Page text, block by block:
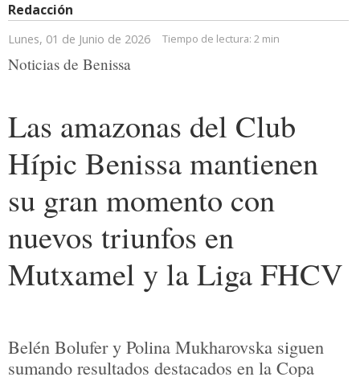
Redacción
Lunes, 01 de Junio de 2026 Tiempo de lectura: 2 min
Noticias de Benissa
Las amazonas del Club
Hípic Benissa mantienen
su gran momento con
nuevos triunfos en
Mutxamel y la Liga FHCV
Belén Bolufer y Polina Mukharovska siguen
sumando resultados destacados en la Copa